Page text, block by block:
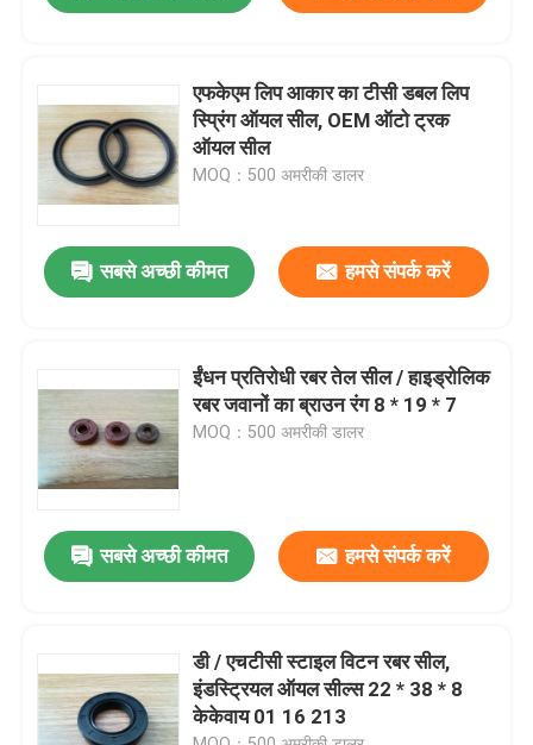
उत्पादों
हमारे बारे में
कारखाना भ्रमण
संपर्क करें
रबर तेल सील
मोटर वाहन तेल जवानों
ट्रक तेल जवानों
एफकेएम लिप आकार का टीसी डबल लिप
स्प्रिंग ऑयल सील, OEM ऑटो ट्रक
ऑयल सील
MOQ：500 अमरीकी डालर
सबसे अच्छी कीमत हमसे संपर्क करें
ईंधन प्रतिरोधी रबर तेल सील / हाइड्रोलिक
रबर जवानों का ब्राउन रंग 8 * 19 * 7
MOQ：500 अमरीकी डालर
सबसे अच्छी कीमत हमसे संपर्क करें
डी / एचटीसी स्टाइल विटन रबर सील,
इंडस्ट्रियल ऑयल सील्स 22 * ​​38 * 8
केकेवाय 01 16 213